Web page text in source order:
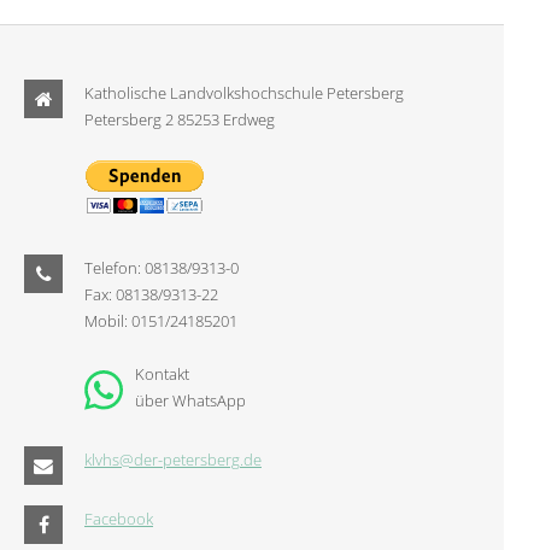
Katholische Landvolkshochschule Petersberg
Petersberg 2 85253 Erdweg
Telefon: 08138/9313-0
Fax: 08138/9313-22
Mobil: 0151/24185201
Kontakt
über WhatsApp
klvhs@der-petersberg.de
Facebook